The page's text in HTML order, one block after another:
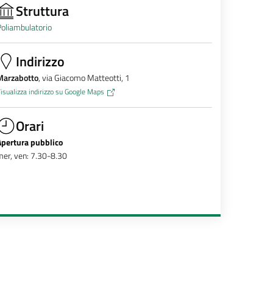
Struttura
Indirizzo
, via Giacomo Matteotti, 1
indirizzo su Google Maps
Orari
pubblico
ven: 7.30-8.30